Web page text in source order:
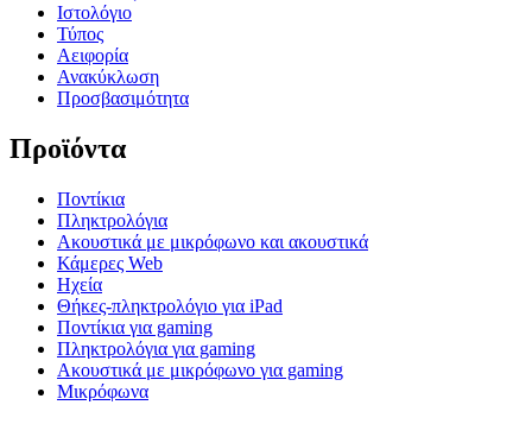
Ιστολόγιο
Τύπος
Αειφορία
Ανακύκλωση
Προσβασιμότητα
Προϊόντα
Ποντίκια
Πληκτρολόγια
Ακουστικά με μικρόφωνο και ακουστικά
Κάμερες Web
Ηχεία
Θήκες-πληκτρολόγιο για iPad
Ποντίκια για gaming
Πληκτρολόγια για gaming
Ακουστικά με μικρόφωνο για gaming
Μικρόφωνα